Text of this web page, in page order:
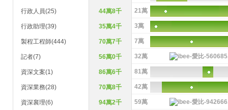
行政人員(25) 44萬8千 21萬
行政助理(39) 35萬4千 3萬
製程工程師(444) 70萬7千 7萬
記者(7) 56萬0千 32萬
資深文案(1) 86萬6千 81萬
資深業務(28) 70萬8千 42萬
資深襄理(6) 94萬2千 59萬